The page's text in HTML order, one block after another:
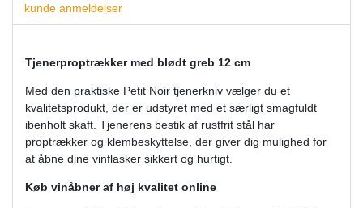
kunde anmeldelser
Tjenerproptrækker med blødt greb 12 cm
Med den praktiske Petit Noir tjenerkniv vælger du et
kvalitetsprodukt, der er udstyret med et særligt smagfuldt
ibenholt skaft. Tjenerens bestik af rustfrit stål har
proptrækker og klembeskyttelse, der giver dig mulighed for
at åbne dine vinflasker sikkert og hurtigt.
Køb vinåbner af høj kvalitet online